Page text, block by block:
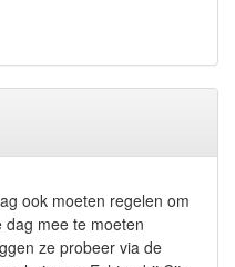
ook moeten regelen om
mee te moeten
ze probeer via de